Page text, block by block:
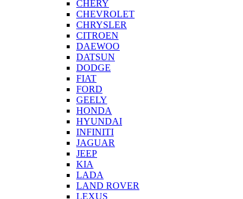
CHERY
CHEVROLET
CHRYSLER
CITROEN
DAEWOO
DATSUN
DODGE
FIAT
FORD
GEELY
HONDA
HYUNDAI
INFINITI
JAGUAR
JEEP
KIA
LADA
LAND ROVER
LEXUS